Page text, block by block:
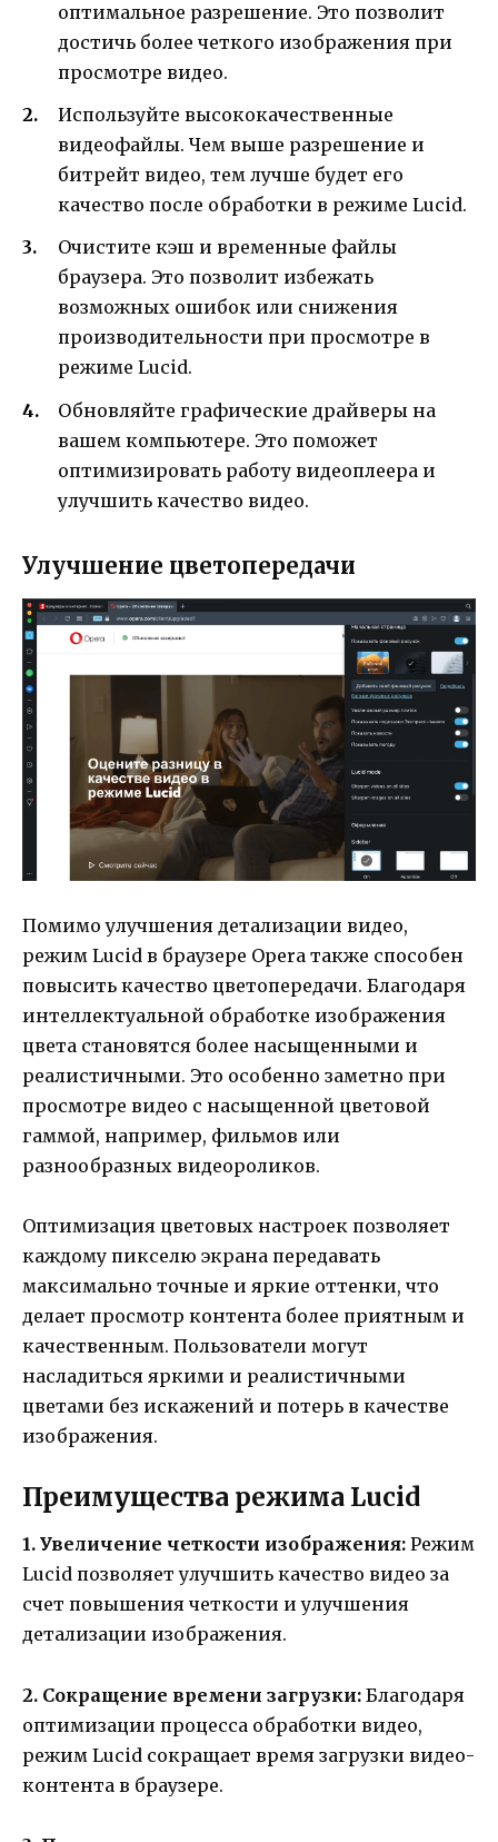
оптимальное разрешение. Это позволит
достичь более четкого изображения при
просмотре видео.
Используйте высококачественные
видеофайлы. Чем выше разрешение и
битрейт видео, тем лучше будет его
качество после обработки в режиме Lucid.
Очистите кэш и временные файлы
браузера. Это позволит избежать
возможных ошибок или снижения
производительности при просмотре в
режиме Lucid.
Обновляйте графические драйверы на
вашем компьютере. Это поможет
оптимизировать работу видеоплеера и
улучшить качество видео.
Улучшение цветопередачи
Помимо улучшения детализации видео,
режим Lucid в браузере Opera также способен
повысить качество цветопередачи. Благодаря
интеллектуальной обработке изображения
цвета становятся более насыщенными и
реалистичными. Это особенно заметно при
просмотре видео с насыщенной цветовой
гаммой, например, фильмов или
разнообразных видеороликов.
Оптимизация цветовых настроек позволяет
каждому пикселю экрана передавать
максимально точные и яркие оттенки, что
делает просмотр контента более приятным и
качественным. Пользователи могут
насладиться яркими и реалистичными
цветами без искажений и потерь в качестве
изображения.
Преимущества режима Lucid
1. Увеличение четкости изображения: Режим
Lucid позволяет улучшить качество видео за
счет повышения четкости и улучшения
детализации изображения.
2. Сокращение времени загрузки: Благодаря
оптимизации процесса обработки видео,
режим Lucid сокращает время загрузки видео-
контента в браузере.